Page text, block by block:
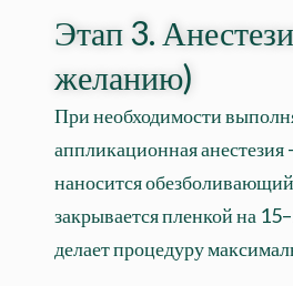
Этап 3.
желанию)
При необходимости
аппликационная анестезия
наносится
закрывается пленкой на
делает процедуру